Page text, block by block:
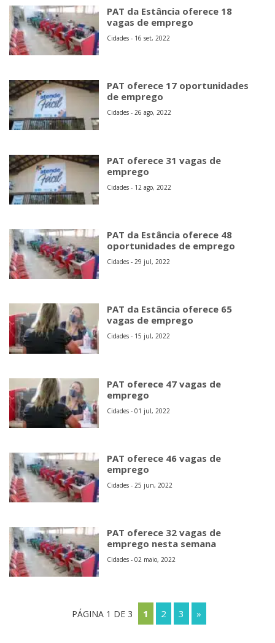
PAT da Estância oferece 18
vagas de emprego
Cidades - 16 set, 2022
PAT oferece 17 oportunidades
de emprego
Cidades - 26 ago, 2022
PAT oferece 31 vagas de
emprego
Cidades - 12 ago, 2022
PAT da Estância oferece 48
oportunidades de emprego
Cidades - 29 jul, 2022
PAT da Estância oferece 65
vagas de emprego
Cidades - 15 jul, 2022
PAT oferece 47 vagas de
emprego
Cidades - 01 jul, 2022
PAT oferece 46 vagas de
emprego
Cidades - 25 jun, 2022
PAT oferece 32 vagas de
emprego nesta semana
Cidades - 02 maio, 2022
PÁGINA 1 DE 3 1 2 3 »